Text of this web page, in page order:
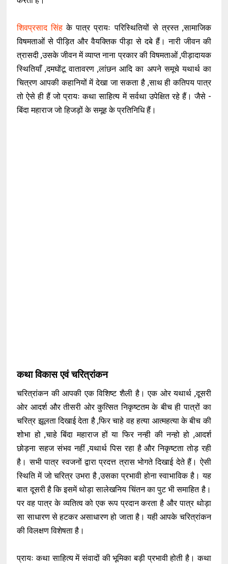
शिवप्रसाद सिंह के पात्र प्रायः परिस्थितियों से त्रस्त ,सामाजिक
विषमताओं से पीड़ित और वैयक्तिक पीड़ा से दबे हैं। नारी जीवन की
त्रासदी ,उसके जीवन में व्याप्त नाना प्रकार की विषमताओं ,पीड़ादायक
स्थितियाँ ,दमघोंटू वातावरण ,लांछन आदि का अपने समूचे यथार्थ का
चित्रण आपकी कहानियों में देखा जा सकता है ,साथ ही कतिपय पात्र
तो ऐसे ही हैं जो प्रायः कथा साहित्य में सर्वथा उपेक्षित रहे हैं। जैसे -
बिंदा महाराज जो हिजड़ों के समूह के प्रतिनिधि हैं।
कथा विकास एवं चरित्रांकन
चरित्रांकन की आपकी एक विशिष्ट शैली है। एक ओर यथार्थ ,दूसरी
ओर आदर्श और तीसरी ओर कुत्सित निकृष्टतम के बीच ही पात्रों का
चरित्र झूलता दिखाई देता है ,फिर चाहे वह हत्या आत्महत्या के बीच की
शोभा हो ,चाहे बिंदा महाराज हों या फिर नन्ही की नन्हो हो ,आदर्श
छोड़ना सहज संभव नहीं ,यथार्थ पिस रहा है और निकृष्टता तोड़ रही
है। सभी पात्र स्वजनों द्वारा प्रदत्त त्रास भोगते दिखाई देते हैं। ऐसी
स्थिति में जो चरित्र उभरा है ,उसका प्रभावी होना स्वाभाविक है। यह
बात दूसरी है कि इसमें थोड़ा सालेखनिय चिंतन का पुट भी समाहित है।
पर वह पात्र के व्यतित्व को एक रूप प्रदान करता है और पात्र थोड़ा
सा साधारण से हटकर असाधारण हो जाता है। यही आपके चरित्रांकन
की विलक्षण विशेषता है।
प्रायः कथा साहित्य में संवादों की भूमिका बड़ी प्रभावी होती है। कथा